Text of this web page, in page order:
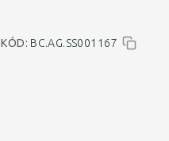
KÓD: BC.AG.SS001167